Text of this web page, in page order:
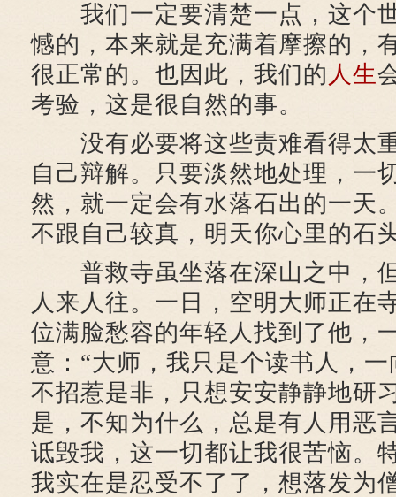
我们一定要清楚一点，这个
憾的，本来就是充满着摩擦的，
很正常的。也因此，我们的 人生
考验，这是很自然的事。
没有必要将这些责难看得太
自己辩解。只要淡然地处理，一
然，就一定会有水落石出的一天
不跟自己较真，明天你心里的石
普救寺虽坐落在深山之中，
人来人往。一日，空明大师正在
位满脸愁容的年轻人找到了他，
意：“大师，我只是个读书人，
不招惹是非，只想安安静静地研
是，不知为什么，总是有人用恶
诋毁我，这一切都让我很苦恼。
我实在是忍受不了了，想落发为